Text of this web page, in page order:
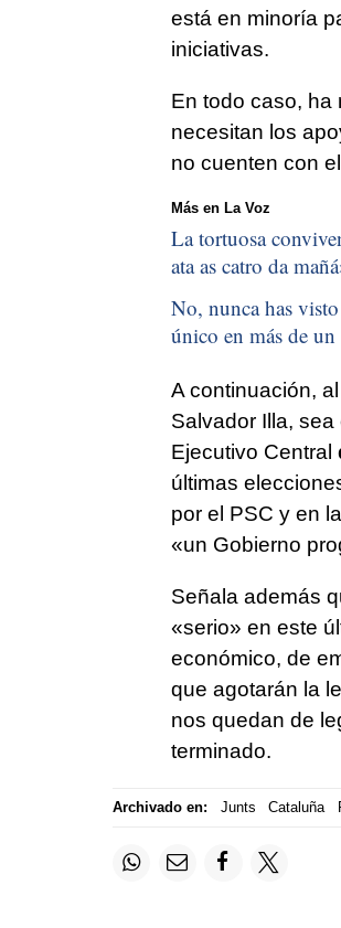
está en minoría
iniciativas.
En todo caso, ha
necesitan los
no cuenten con
Más en La Voz
La tortuosa
ata as catro da mañá
No, nunca has
único en más de
A continuación,
Salvador Illa,
Ejecutivo Central
últimas
por el PSC y en
«un Gobierno
Señala además
«serio» en este
económico, de
que agotarán la
nos quedan de
terminado.
Archivado en: Junts Cataluña